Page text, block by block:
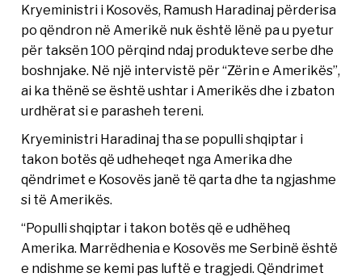
Kryeministri i Kosovës, Ramush Haradinaj përderisa
po qëndron në Amerikë nuk është lënë pa u pyetur
për taksën 100 përqind ndaj produkteve serbe dhe
boshnjake. Në një intervistë për “Zërin e Amerikës”,
ai ka thënë se është ushtar i Amerikës dhe i zbaton
urdhërat si e parasheh tereni.
Kryeministri Haradinaj tha se populli shqiptar i
takon botës që udheheqet nga Amerika dhe
qëndrimet e Kosovës janë të qarta dhe ta ngjashme
si të Amerikës.
“Populli shqiptar i takon botës që e udhëheq
Amerika. Marrëdhenia e Kosovës me Serbinë është
e ndishme se kemi pas luftë e tragjedi. Qëndrimet